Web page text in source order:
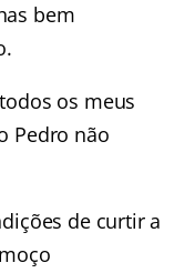
bem
os meus
Pedro não
de curtir a